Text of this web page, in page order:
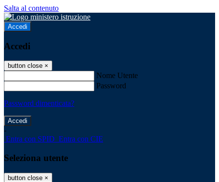
Salta al contenuto
Accedi
Accedi
button close ×
Nome Utente
Password
Password dimenticata?
-
Entra con SPID Entra con CIE
Seleziona utente
button close ×